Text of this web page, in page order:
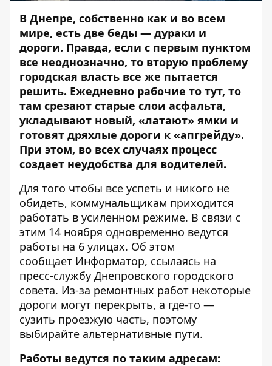
В Днепре, собственно как и во всем
мире, есть две беды — дураки и
дороги. Правда, если с первым пунктом
все неоднозначно, то вторую проблему
городская власть все же пытается
решить. Ежедневно рабочие то тут, то
там срезают старые слои асфальта,
укладывают новый, «латают» ямки и
готовят дряхлые дороги к «апгрейду».
При этом, во всех случаях процесс
создает неудобства для водителей.
Для того чтобы все успеть и никого не
обидеть, коммунальщикам приходится
работать в усиленном режиме. В связи с
этим 14 ноября одновременно ведутся
работы на 6 улицах. Об этом
сообщает Информатор, ссылаясь на
пресс-службу Днепровского городского
совета. Из-за ремонтных работ некоторые
дороги могут перекрыть, а где-то —
сузить проезжую часть, поэтому
выбирайте альтернативные пути.
Работы ведутся по таким адресам: